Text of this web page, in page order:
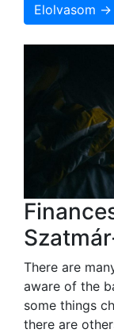
Elolvasom →
There are
aware of the
some things
there are